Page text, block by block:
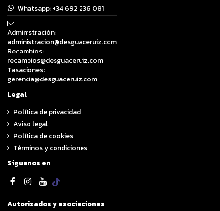
Whatsapp:+34 692 236 081
Administración:
administracion@desguaceruiz.com
Recambios:
recambios@desguaceruiz.com
Tasaciones:
gerencia@desguaceruiz.com
Legal
Política de privacidad
Aviso legal
Política de cookies
Términos y condiciones
Síguenos en
Autorizados y asociaciones